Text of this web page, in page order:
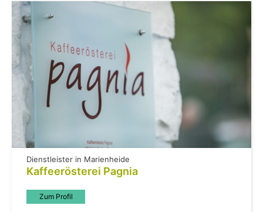
Dienstleister in Marienheide
Kaffeerösterei Pagnia
Zum Profil